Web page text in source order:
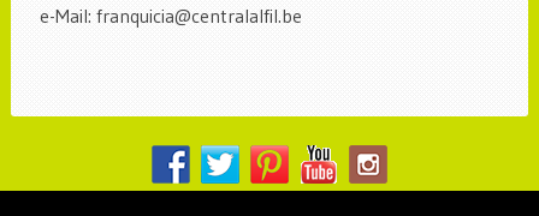
e-Mail: franquicia@centralalfil.be